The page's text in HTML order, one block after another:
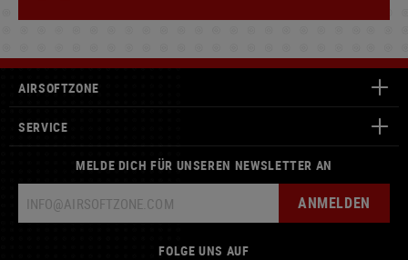
AIRSOFTZONE
SERVICE
MELDE DICH FÜR UNSEREN NEWSLETTER AN
ANMELDEN
FOLGE UNS AUF